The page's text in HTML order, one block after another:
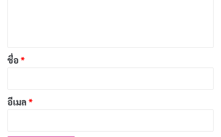
*
ชื่อ *
อีเมล *